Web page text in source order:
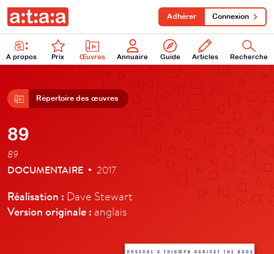
À propos Prix Œuvres Annuaire Guide Articles Recherche
Adhérer Connexion
Répertoire des œuvres
89
89
DOCUMENTAIRE • 2017
Réalisation : Dave Stewart
Version originale : anglais